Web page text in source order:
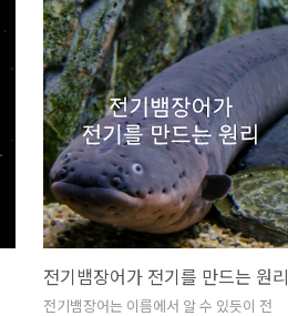
용어로 '담합'이라고 생각하면 이해가 쉽
죠. 일반적인 경쟁을 제한하고 이익을 극
대화하기 위해 가격 담합이나 시장 할당
과 같은 반경쟁적인 관행을 가리킵니다.
사교육 카르텔 사교육 카르텔이란, 유명
학원들이 서로 협력하여 서비스의 품질,
가격, 조건 등을 제한하여 부당한 공동행
위를 하는 교육관련 기업의 연합을 의미
합니다. 이는 특히 대학수학능력시험(수
능)의 상위권 변별력을 갖추기 위해 난이
도를 매우 높힌 '킬러 문항'을 출제..
전기뱀장어가 전기를 만드는 원리
전기뱀장어는 이름에서 알 수 있듯이 전